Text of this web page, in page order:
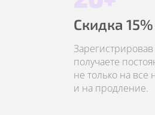
Скидка 15%
получаете
не только на все
и на продление.